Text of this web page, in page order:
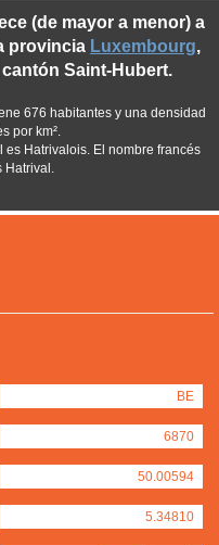
BE
6870
50.00594
5.34810
(de mayor a menor) a
provincia Luxembourg,
Saint-Hubert.
676 habitantes y una densidad
por km².
Hatrivalois. El nombre francés
Hatrival.